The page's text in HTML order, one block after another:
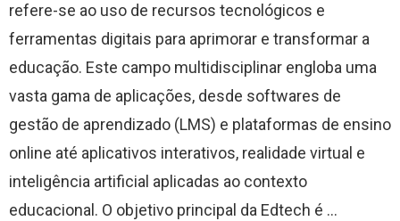
refere-se ao uso de recursos tecnológicos e
ferramentas digitais para aprimorar e transformar a
educação. Este campo multidisciplinar engloba uma
vasta gama de aplicações, desde softwares de
gestão de aprendizado (LMS) e plataformas de ensino
online até aplicativos interativos, realidade virtual e
inteligência artificial aplicadas ao contexto
educacional. O objetivo principal da Edtech é ...